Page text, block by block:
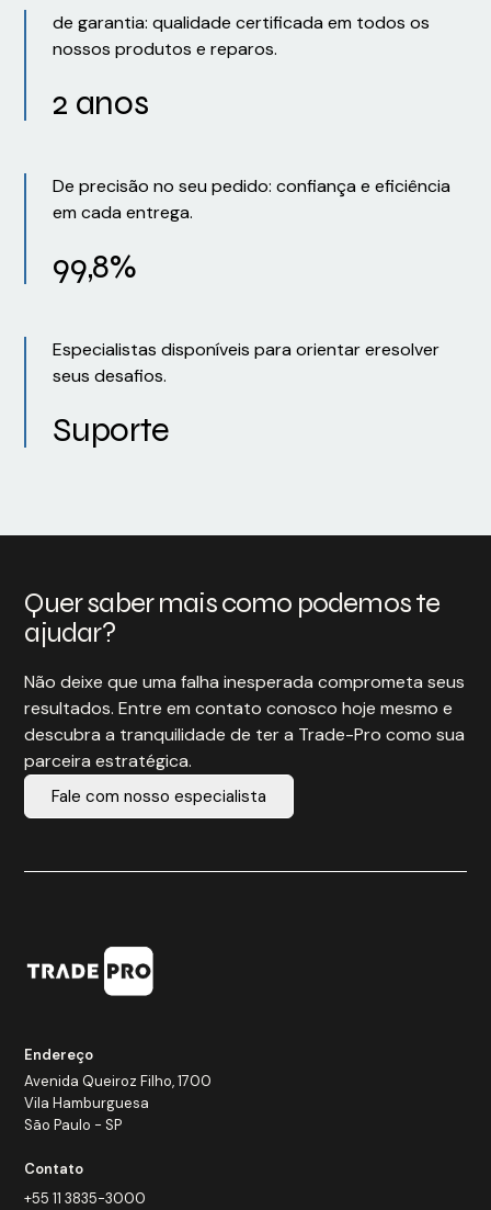
de garantia: qualidade certificada em todos os
nossos produtos e reparos.
2 anos
De precisão no seu pedido: confiança e eficiência
em cada entrega.
99,8%
Especialistas disponíveis para orientar eresolver
seus desafios.
Suporte
Quer saber mais como podemos te
ajudar?
Não deixe que uma falha inesperada comprometa seus
resultados. Entre em contato conosco hoje mesmo e
descubra a tranquilidade de ter a Trade-Pro como sua
parceira estratégica.
Fale com nosso especialista
Endereço
Avenida Queiroz Filho, 1700
Vila Hamburguesa
São Paulo - SP
Contato
+55 11 3835-3000